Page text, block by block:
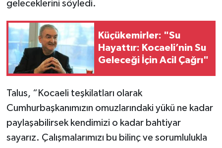
geleceklerini söyledi.
Küçükemirler: "Su
Hayattır: Kocaeli’nin Su
Geleceği İçin Acil Çağrı"
Talus, “Kocaeli teşkilatları olarak
Cumhurbaşkanımızın omuzlarındaki yükü ne kadar
paylaşabilirsek kendimizi o kadar bahtiyar
sayarız. Çalışmalarımızı bu bilinç ve sorumlulukla